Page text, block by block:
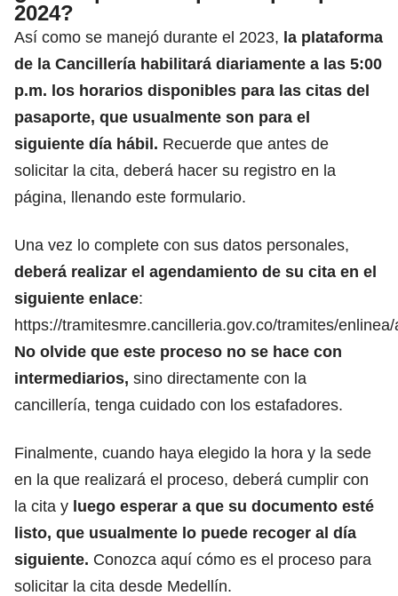
2024?
Así como se manejó durante el 2023, la plataforma
de la Cancillería habilitará diariamente a las 5:00
p.m. los horarios disponibles para las citas del
pasaporte, que usualmente son para el
siguiente día hábil. Recuerde que antes de
solicitar la cita, deberá hacer su registro en la
página, llenando este formulario.
Una vez lo complete con sus datos personales,
deberá realizar el agendamiento de su cita en el
siguiente enlace:
https://tramitesmre.cancilleria.gov.co/tramites/
No olvide que este proceso no se hace con
intermediarios, sino directamente con la
cancillería, tenga cuidado con los estafadores.
Finalmente, cuando haya elegido la hora y la sede
en la que realizará el proceso, deberá cumplir con
la cita y luego esperar a que su documento esté
listo, que usualmente lo puede recoger al día
siguiente. Conozca aquí cómo es el proceso para
solicitar la cita desde Medellín.